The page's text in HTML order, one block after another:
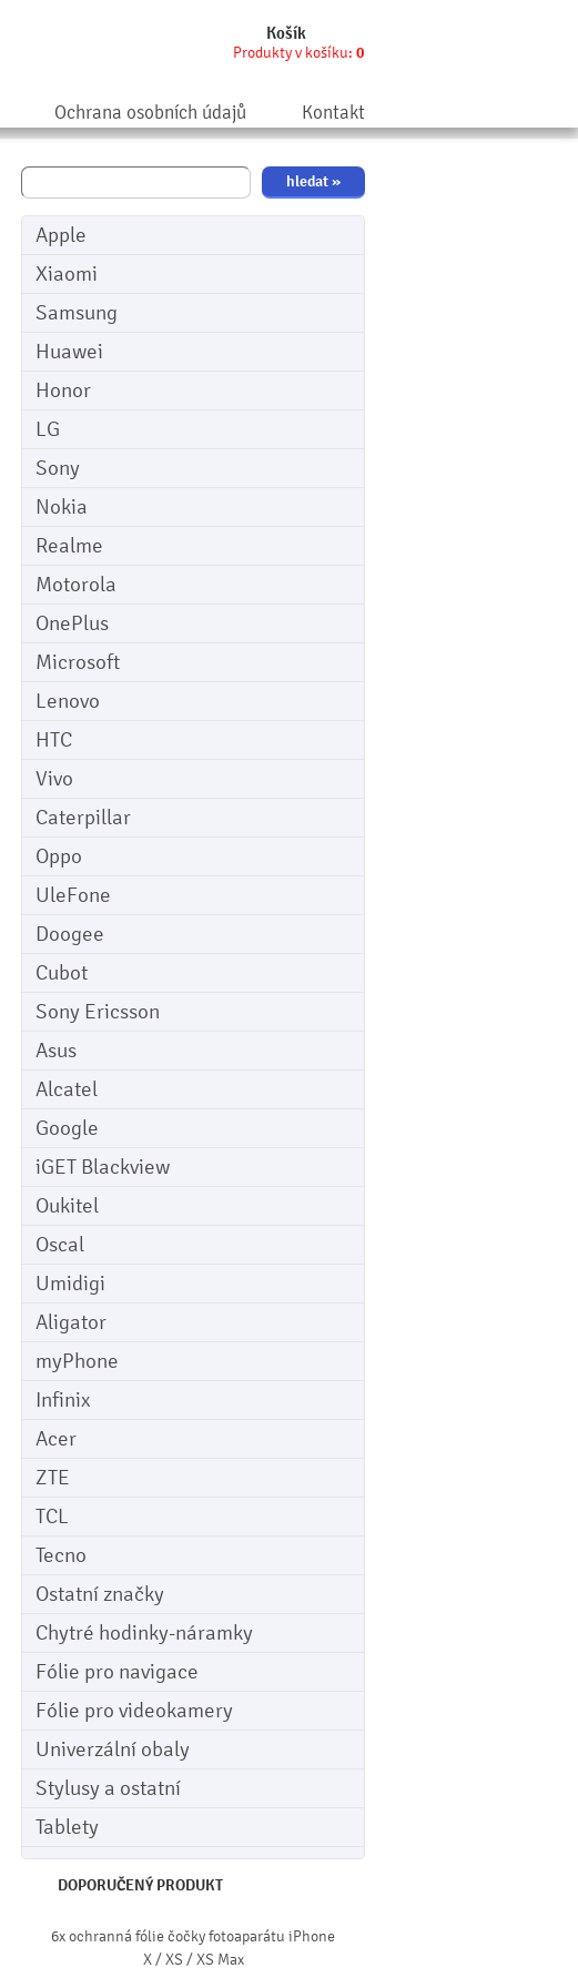
Košík
Produkty v košíku: 0
Ochrana osobních údajů Kontakt
Apple
Xiaomi
Samsung
Huawei
Honor
LG
Sony
Nokia
Realme
Motorola
OnePlus
Microsoft
Lenovo
HTC
Vivo
Caterpillar
Oppo
UleFone
Doogee
Cubot
Sony Ericsson
Asus
Alcatel
Google
iGET Blackview
Oukitel
Oscal
Umidigi
Aligator
myPhone
Infinix
Acer
ZTE
TCL
Tecno
Ostatní značky
Chytré hodinky-náramky
Fólie pro navigace
Fólie pro videokamery
Univerzální obaly
Stylusy a ostatní
Tablety
DOPORUČENÝ PRODUKT
6x ochranná fólie čočky fotoaparátu iPhone
X / XS / XS Max